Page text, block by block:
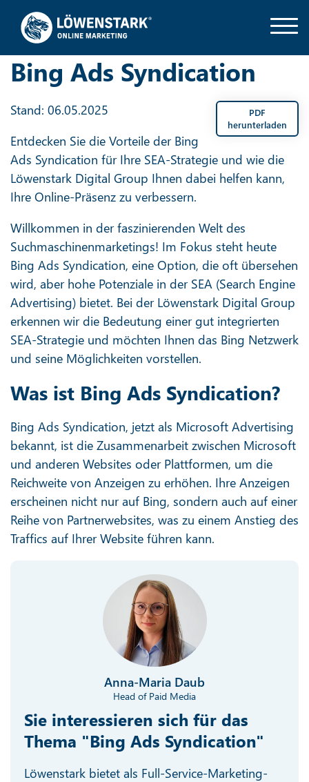
Bing Ads Syndication
PDF
herunterladen
Stand: 06.05.2025
Entdecken Sie die Vorteile der Bing
Ads Syndication für Ihre SEA-Strategie und wie die
Löwenstark Digital Group Ihnen dabei helfen kann,
Ihre Online-Präsenz zu verbessern.
Willkommen in der faszinierenden Welt des
Suchmaschinenmarketings! Im Fokus steht heute
Bing Ads Syndication, eine Option, die oft übersehen
wird, aber hohe Potenziale in der SEA (Search Engine
Advertising) bietet. Bei der Löwenstark Digital Group
erkennen wir die Bedeutung einer gut integrierten
SEA-Strategie und möchten Ihnen das Bing Netzwerk
und seine Möglichkeiten vorstellen.
Was ist Bing Ads Syndication?
Bing Ads Syndication, jetzt als Microsoft Advertising
bekannt, ist die Zusammenarbeit zwischen Microsoft
und anderen Websites oder Plattformen, um die
Reichweite von Anzeigen zu erhöhen. Ihre Anzeigen
erscheinen nicht nur auf Bing, sondern auch auf einer
Reihe von Partnerwebsites, was zu einem Anstieg des
Traffics auf Ihrer Website führen kann.
Anna-Maria Daub
Head of Paid Media
Sie interessieren sich für das
Thema "Bing Ads Syndication"
Löwenstark bietet als Full-Service-Marketing-